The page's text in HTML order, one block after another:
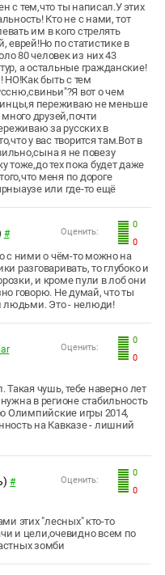
с тем,что ты написал.У этих
Кто не с нами, тот
им в кого стрелять
еврей!Но по статистике в
80 человек из них 43
а остальные гражданские!
НО!Как быть с тем
вот о чем
переживаю не меньше
друзей,почти
за русских в
у вас творится там.Вот в
я не повезу
тоже,до тех пока будет даже
меня по дороге
или где-то ещё
0
0
Оценить:
#
с ними о чём-то можно на
разговаривать, то глубоко и
и кроме пули в лоб они
говорю. Не думай, что ты
Это - нелюди!
0
0
Оценить:
чушь, тебе наверно лет
в регионе стабильность
Олимпийские игры 2014,
на Кавказе - лишний
0
0
Оценить:
#
этих "лесных" кто-то
и цели,очевидно всем по
зомби